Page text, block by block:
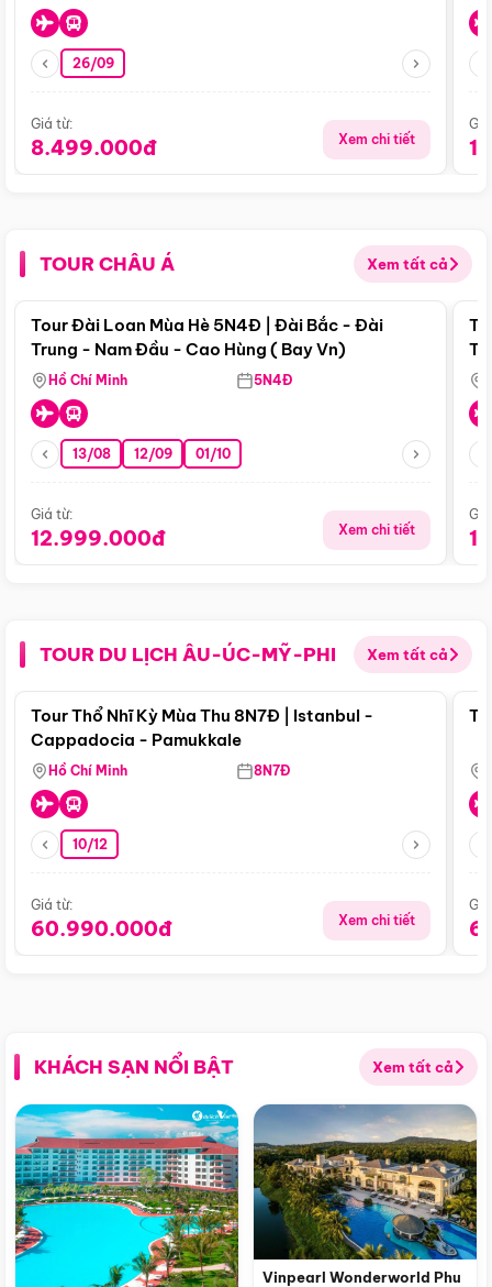
26/09
Giá từ:
8.499.000đ Xem chi tiết
TOUR CHÂU Á Xem tất cả
Điểm nổi bật
Tour Đài Loan Mùa Hè 5N4Đ | Đài Bắc - Đài
Trung - Nam Đầu - Cao Hùng ( Bay Vn)
Hồ Chí Minh 5N4Đ
13/08 12/09 01/10
Giá từ:
12.999.000đ Xem chi tiết
TOUR DU LỊCH ÂU-ÚC-MỸ-PHI Xem tất cả
Điểm nổi bật
Tour Thổ Nhĩ Kỳ Mùa Thu 8N7Đ | Istanbul -
Cappadocia - Pamukkale
Hồ Chí Minh 8N7Đ
10/12
Giá từ:
60.990.000đ Xem chi tiết
KHÁCH SẠN NỔI BẬT Xem tất cả
Vinpearl Wonderworld Phu